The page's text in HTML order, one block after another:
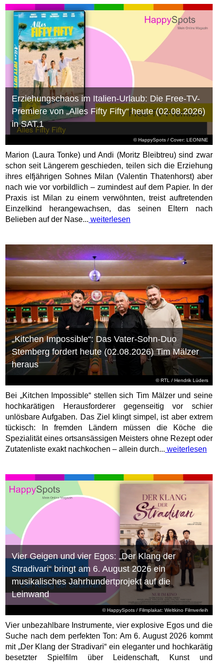
© HappySpots / Cover: LEONINE
Erziehungschaos im Italien-Urlaub: Die Free-TV-
Premiere von „Alles Fifty Fifty“ heute (02.08.2026)
in SAT.1
Marion (Laura Tonke) und Andi (Moritz Bleibtreu) sind zwar
schon seit Längerem geschieden, teilen sich die Erziehung
ihres elfjährigen Sohnes Milan (Valentin Thatenhorst) aber
nach wie vor vorbildlich – zumindest auf dem Papier. In der
Praxis ist Milan zu einem verwöhnten, treist auftretenden
Einzelkind herangewachsen, das seinen Eltern nach
Belieben auf der Nase... weiterlesen
©RTL / Hendrik Lüders
„Kitchen Impossible“: Das Vater-Sohn-Duo
Stemberg fordert heute (02.08.2026) Tim Mälzer
heraus
Bei „Kitchen Impossible“ stellen sich Tim Mälzer und seine
hochkarätigen Herausforderer gegenseitig vor schier
unlösbare Aufgaben. Das Ziel klingt simpel, ist aber extrem
tückisch: In fremden Ländern müssen die Köche die
Spezialität eines ortsansässigen Meisters ohne Rezept oder
Zutatenliste exakt nachkochen – allein durch... weiterlesen
© HappySpots / Filmplakat: Weltkino Filmverleih
Vier Geigen und vier Egos: „Der Klang der
Stradivari“ bringt am 6. August 2026 ein
musikalisches Jahrhundertprojekt auf die
Leinwand
Vier unbezahlbare Instrumente, vier explosive Egos und die
Suche nach dem perfekten Ton: Am 6. August 2026 kommt
mit „Der Klang der Stradivari“ ein eleganter und hochkarätig
besetzter Spielfilm über Leidenschaft, Kunst und